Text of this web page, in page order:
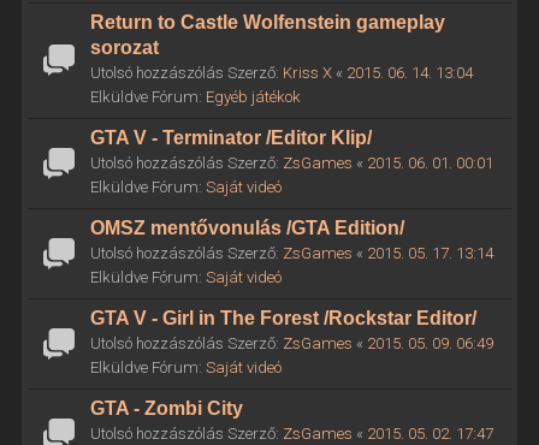
Return to Castle Wolfenstein gameplay
sorozat
Utolsó hozzászólás Szerző: Kriss X« 2015. 06. 14. 13:04
Elküldve Fórum: Egyéb játékok
GTA V - Terminator /Editor Klip/
Utolsó hozzászólás Szerző: ZsGames « 2015. 06. 01. 00:01
Elküldve Fórum: Saját videó
OMSZ mentővonulás /GTA Edition/
Utolsó hozzászólás Szerző: ZsGames « 2015. 05. 17. 13:14
Elküldve Fórum: Saját videó
GTA V - Girl in The Forest /Rockstar Editor/
Utolsó hozzászólás Szerző: ZsGames « 2015. 05. 09. 06:49
Elküldve Fórum: Saját videó
GTA - Zombi City
Utolsó hozzászólás Szerző: ZsGames « 2015. 05. 02. 17:47